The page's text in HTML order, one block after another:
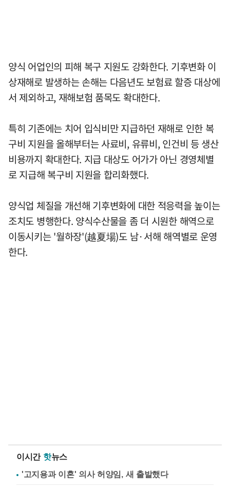
양식 어업인의 피해 복구 지원도 강화한다. 기후변화 이
상재해로 발생하는 손해는 다음년도 보험료 할증 대상에
서 제외하고, 재해보험 품목도 확대한다.
특히 기존에는 치어 입식비만 지급하던 재해로 인한 복
구비 지원을 올해부터는 사료비, 유류비, 인건비 등 생산
비용까지 확대한다. 지급 대상도 어가가 아닌 경영체별
로 지급해 복구비 지원을 합리화했다.
양식업 체질을 개선해 기후변화에 대한 적응력을 높이는
조치도 병행한다. 양식수산물을 좀 더 시원한 해역으로
이동시키는 '월하장'(越夏場)도 남·서해 해역별로 운영
한다.
이시간 핫뉴스
'고지용과 이혼' 의사 허양임, 새 출발했다